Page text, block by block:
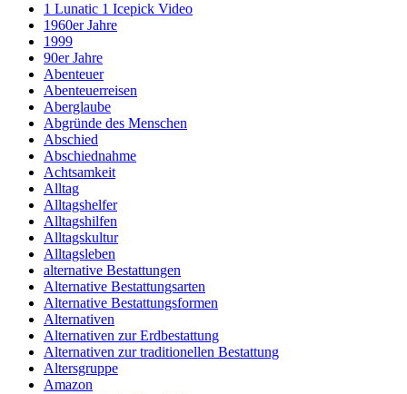
1 Lunatic 1 Icepick Video
1960er Jahre
1999
90er Jahre
Abenteuer
Abenteuerreisen
Aberglaube
Abgründe des Menschen
Abschied
Abschiednahme
Achtsamkeit
Alltag
Alltagshelfer
Alltagshilfen
Alltagskultur
Alltagsleben
alternative Bestattungen
Alternative Bestattungsarten
Alternative Bestattungsformen
Alternativen
Alternativen zur Erdbestattung
Alternativen zur traditionellen Bestattung
Altersgruppe
Amazon